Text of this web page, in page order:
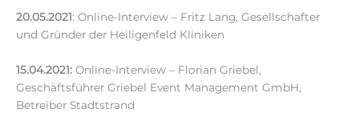
20.05.2021: Online-Interview – Fritz Lang, Gesellschafter
und Gründer der Heiligenfeld Kliniken
15.04.2021: Online-Interview – Florian Griebel,
Geschäftsführer Griebel Event Management GmbH,
Betreiber Stadtstrand